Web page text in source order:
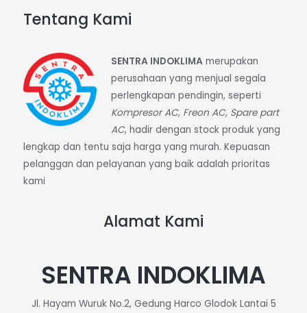
Tentang Kami
SENTRA INDOKLIMAmerupakan
perusahaan yang menjual segala
perlengkapan pendingin, seperti
Kompresor AC, Freon AC, Spare part
AC, hadir dengan stock produk yang
lengkap dan tentu saja harga yang murah. Kepuasan
pelanggan dan pelayanan yang baik adalah prioritas
kami
Alamat Kami
SENTRA INDOKLIMA
Jl. Hayam Wuruk No.2, Gedung Harco Glodok Lantai 5